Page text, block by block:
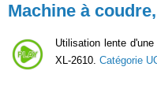
Machine à
Utilisation lente
XL-2610. Catégorie